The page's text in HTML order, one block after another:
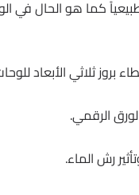
الرقمي.
رش الماء.